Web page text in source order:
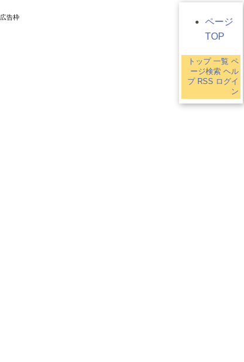
広告枠
ページ
TOP
トップ 一覧 ペ
ージ検索 ヘル
プ RSS ログイ
ン